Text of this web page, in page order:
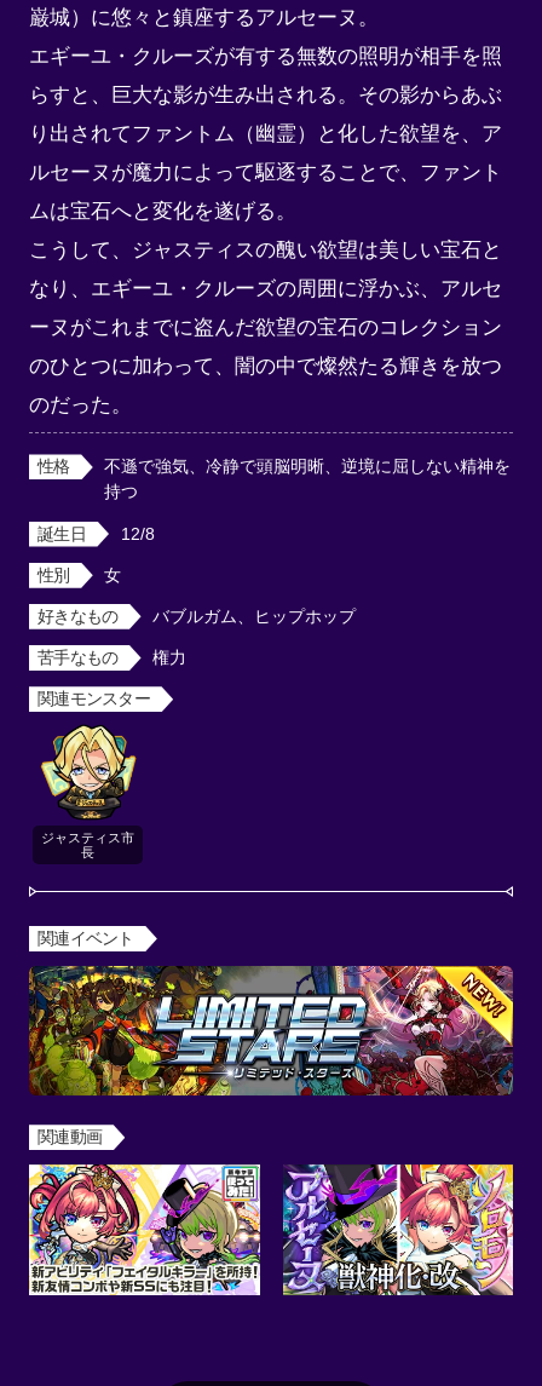
巌城）に悠々と鎮座するアルセーヌ。
エギーユ・クルーズが有する無数の照明が相手を照
らすと、巨大な影が生み出される。その影からあぶ
り出されてファントム（幽霊）と化した欲望を、ア
ルセーヌが魔力によって駆逐することで、ファント
ムは宝石へと変化を遂げる。
こうして、ジャスティスの醜い欲望は美しい宝石と
なり、エギーユ・クルーズの周囲に浮かぶ、アルセ
ーヌがこれまでに盗んだ欲望の宝石のコレクション
のひとつに加わって、闇の中で燦然たる輝きを放つ
のだった。
性格
不遜で強気、冷静で頭脳明晰、逆境に屈しない精神を
持つ
誕生日 12/8
性別 女
好きなもの バブルガム、ヒップホップ
苦手なもの 権力
関連モンスター
ジャスティス市
長
関連イベント
関連動画